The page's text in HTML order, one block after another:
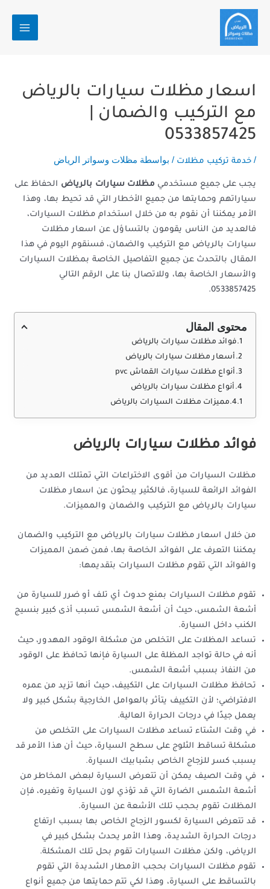
تخطي
المحتوى
اسعار مظلات سيارات بالرياض
مع التركيب والضمان |
0533857425
/خدمة تركيب مظلات / بواسطة مظلات وسواتر الرياض
يجب على جميع مستخدمي مظلات سيارات بالرياض الحفاظ على
سياراتهم وحمايتها من جميع الأخطار التي قد تحيط بها، وهذا
الأمر يمكننا أن نقوم به من خلال استخدام مظلات السيارات،
فالعديد من الناس يقومون بالتساؤل عن اسعار مظلات
سيارات بالرياض مع التركيب والضمان، فسنقوم اليوم في هذا
المقال بالتحدث عن جميع التفاصيل الخاصة بمظلات السيارات
والأسعار الخاصة بها، وللاتصال بنا على الرقم التالي
0533857425.
محتوى المقال
فوائد مظلات سيارات بالرياض
أسعار مظلات سيارات بالرياض
أنواع مظلات سيارات القماش pvc
أنواع مظلات سيارات بالرياض
مميزات مظلات السيارات بالرياض
فوائد مظلات سيارات بالرياض
مظلات السيارات من أقوى الاختراعات التي تمتلك العديد من
الفوائد الرائعة للسيارة، فالكثير يبحثون عن اسعار مظلات
سيارات بالرياض مع التركيب والضمان والمميزات.
من خلال اسعار مظلات سيارات بالرياض مع التركيب والضمان
يمكننا التعرف على الفوائد الخاصة بها، فمن ضمن المميزات
والفوائد التي تقوم مظلات السيارات بتقديمها:
تقوم مظلات السيارات بمنع حدوث أي تلف أو ضرر للسيارة من
أشعة الشمس، حيث أن أشعة الشمس تسبب أذى كبير بنسيج
الكنب داخل السيارة.
تساعد المظلات على التخلص من مشكلة الوقود المهدور، حيث
أنه في حالة تواجد المظلة على السيارة فإنها تحافظ على الوقود
من النفاذ بسبب أشعة الشمس.
تحافظ مظلات السيارات على التكييف، حيث أنها تزيد من عمره
الافتراضي؛ لأن التكييف يتأثر بالعوامل الخارجية بشكل كبير ولا
يعمل جيدًا في درجات الحرارة العالية.
في وقت الشتاء تساعد مظلات السيارات على التخلص من
مشكلة تساقط الثلوج على سطح السيارة، حيث أن هذا الأمر قد
يسبب كسر للزجاج الخاص بشبابيك السيارة.
في وقت الصيف يمكن أن تتعرض السيارة لبعض المخاطر من
أشعة الشمس الضارة التي قد تؤذي لون السيارة وتغيره، فإن
المظلات تقوم بحجب تلك الأشعة عن السيارة.
قد تتعرض السيارة لكسور الزجاج الخاص بها بسبب ارتفاع
درجات الحرارة الشديدة، وهذا الأمر يحدث بشكل كبير في
الرياض، ولكن مظلات السيارات تقوم بحل تلك المشكلة.
تقوم مظلات السيارات بحجب الأمطار الشديدة التي تقوم
بالتساقط على السيارة، وهذا لكي تتم حمايتها من جميع أنواع
Post
navigation